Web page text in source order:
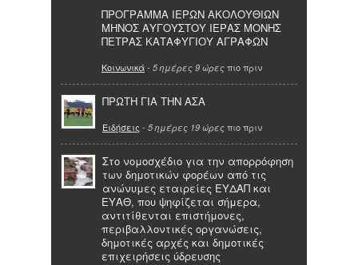
ΠΡΟΓΡΑΜΜΑ ΙΕΡΩΝ ΑΚΟΛΟΥΘΙΩΝ
ΜΗΝΟΣ ΑΥΓΟΥΣΤΟΥ ΙΕΡΑΣ ΜΟΝΗΣ
ΠΕΤΡΑΣ ΚΑΤΑΦΥΓΙΟΥ ΑΓΡΑΦΩΝ
Κοινωνικά- 5 ημέρες 9 ώρες πιο πριν
ΠΡΩΤΗ ΓΙΑ ΤΗΝ ΑΣΑ
Ειδήσεις - 5 ημέρες 19 ώρες πιο πριν
Στο νομοσχέδιο για την απορρόφηση
των δημοτικών φορέων από τις
ανώνυμες εταιρείες ΕΥΔΑΠ και
ΕΥΑΘ, που ψηφίζεται σήμερα,
αντιτίθενται επιστήμονες,
περιβαλλοντικές οργανώσεις,
δημοτικές αρχές και δημοτικές
επιχειρήσεις ύδρευσης